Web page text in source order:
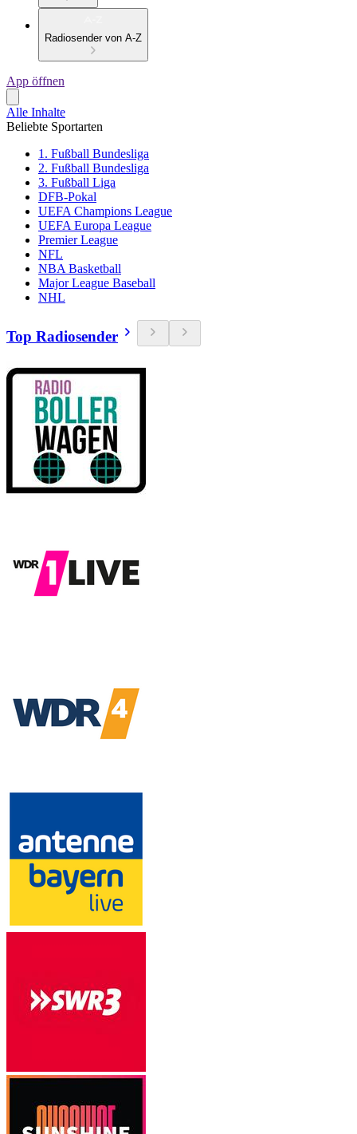
Radiosender von A-Z
App öffnen
Alle Inhalte
Beliebte Sportarten
1. Fußball Bundesliga
2. Fußball Bundesliga
3. Fußball Liga
DFB-Pokal
UEFA Champions League
UEFA Europa League
Premier League
NFL
NBA Basketball
Major League Baseball
NHL
Top Radiosender